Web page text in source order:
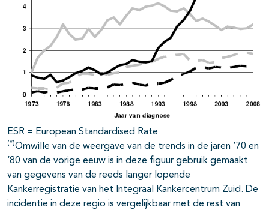
ESR = European Standardised Rate
(*)Omwille van de weergave van de trends in de jaren ‘70 en
‘80 van de vorige eeuw is in deze figuur gebruik gemaakt
van gegevens van de reeds langer lopende
Kankerregistratie van het Integraal Kankercentrum Zuid. De
incidentie in deze regio is vergelijkbaar met de rest van